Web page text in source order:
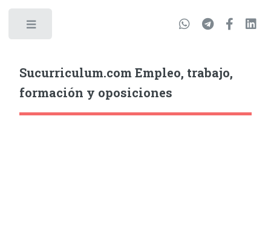
Sucurriculum.com Empleo, trabajo,
formación y oposiciones